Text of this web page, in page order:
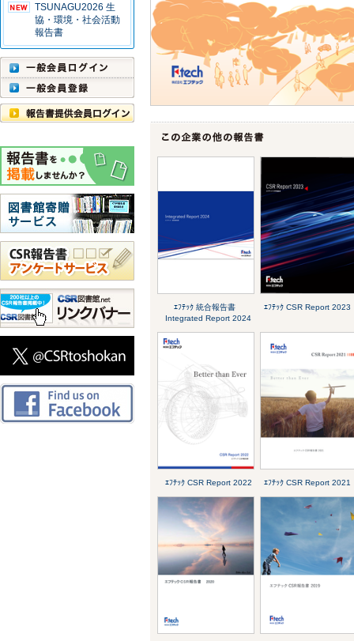
TSUNAGU2026 生
協・環境・社会活動
報告書
ｴﾌﾃｯｸ 統合報告書
Integrated Report 2024
ｴﾌﾃｯｸ CSR Report 2023
ｴﾌﾃｯｸ CSR Report 2022 ｴﾌﾃｯｸ CSR Report 2021